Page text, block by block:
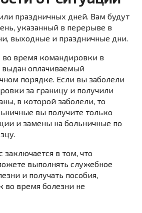
праздничных дней. Вам будут
указанный в перерыве в
выходные и праздничные дни.
во время командировки в
выдан оплачиваемый
порядке. Если вы заболели
за границу и получили
в которой заболели, то
вы получите только
и замены на больничные по
в том, что
выполнять служебное
и получать пособия,
во время болезни не